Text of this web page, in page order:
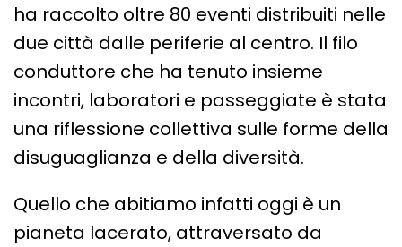
ha raccolto oltre 80 eventi distribuiti nelle
due città dalle periferie al centro. Il filo
conduttore che ha tenuto insieme
incontri, laboratori e passeggiate è stata
una riflessione collettiva sulle forme della
disuguaglianza e della diversità.
Quello che abitiamo infatti oggi è un
pianeta lacerato, attraversato da